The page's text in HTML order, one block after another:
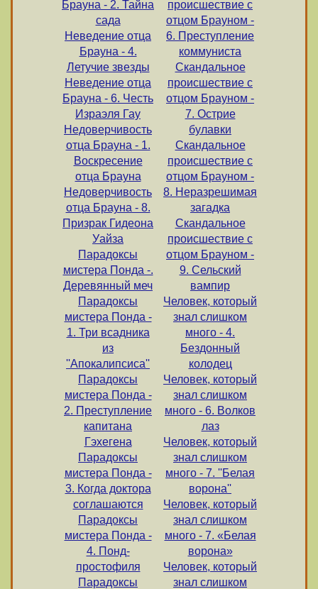
Брауна - 2. Тайна
сада
Неведение отца
Брауна - 4.
Летучие звезды
Неведение отца
Брауна - 6. Честь
Израэля Гау
Недоверчивость
отца Брауна - 1.
Воскресение
отца Брауна
Недоверчивость
отца Брауна - 8.
Призрак Гидеона
Уайза
Парадоксы
мистера Понда -.
Деревянный меч
Парадоксы
мистера Понда -
1. Три всадника
из
''Апокалипсиса''
Парадоксы
мистера Понда -
2. Преступление
капитана
Гэхегена
Парадоксы
мистера Понда -
3. Когда доктора
соглашаются
Парадоксы
мистера Понда -
4. Понд-
простофиля
Парадоксы
происшествие с
отцом Брауном -
6. Преступление
коммуниста
Скандальное
происшествие с
отцом Брауном -
7. Острие
булавки
Скандальное
происшествие с
отцом Брауном -
8. Неразрешимая
загадка
Скандальное
происшествие с
отцом Брауном -
9. Сельский
вампир
Человек, который
знал слишком
много - 4.
Бездонный
колодец
Человек, который
знал слишком
много - 6. Волков
лаз
Человек, который
знал слишком
много - 7. ''Белая
ворона''
Человек, который
знал слишком
много - 7. «Белая
ворона»
Человек, который
знал слишком